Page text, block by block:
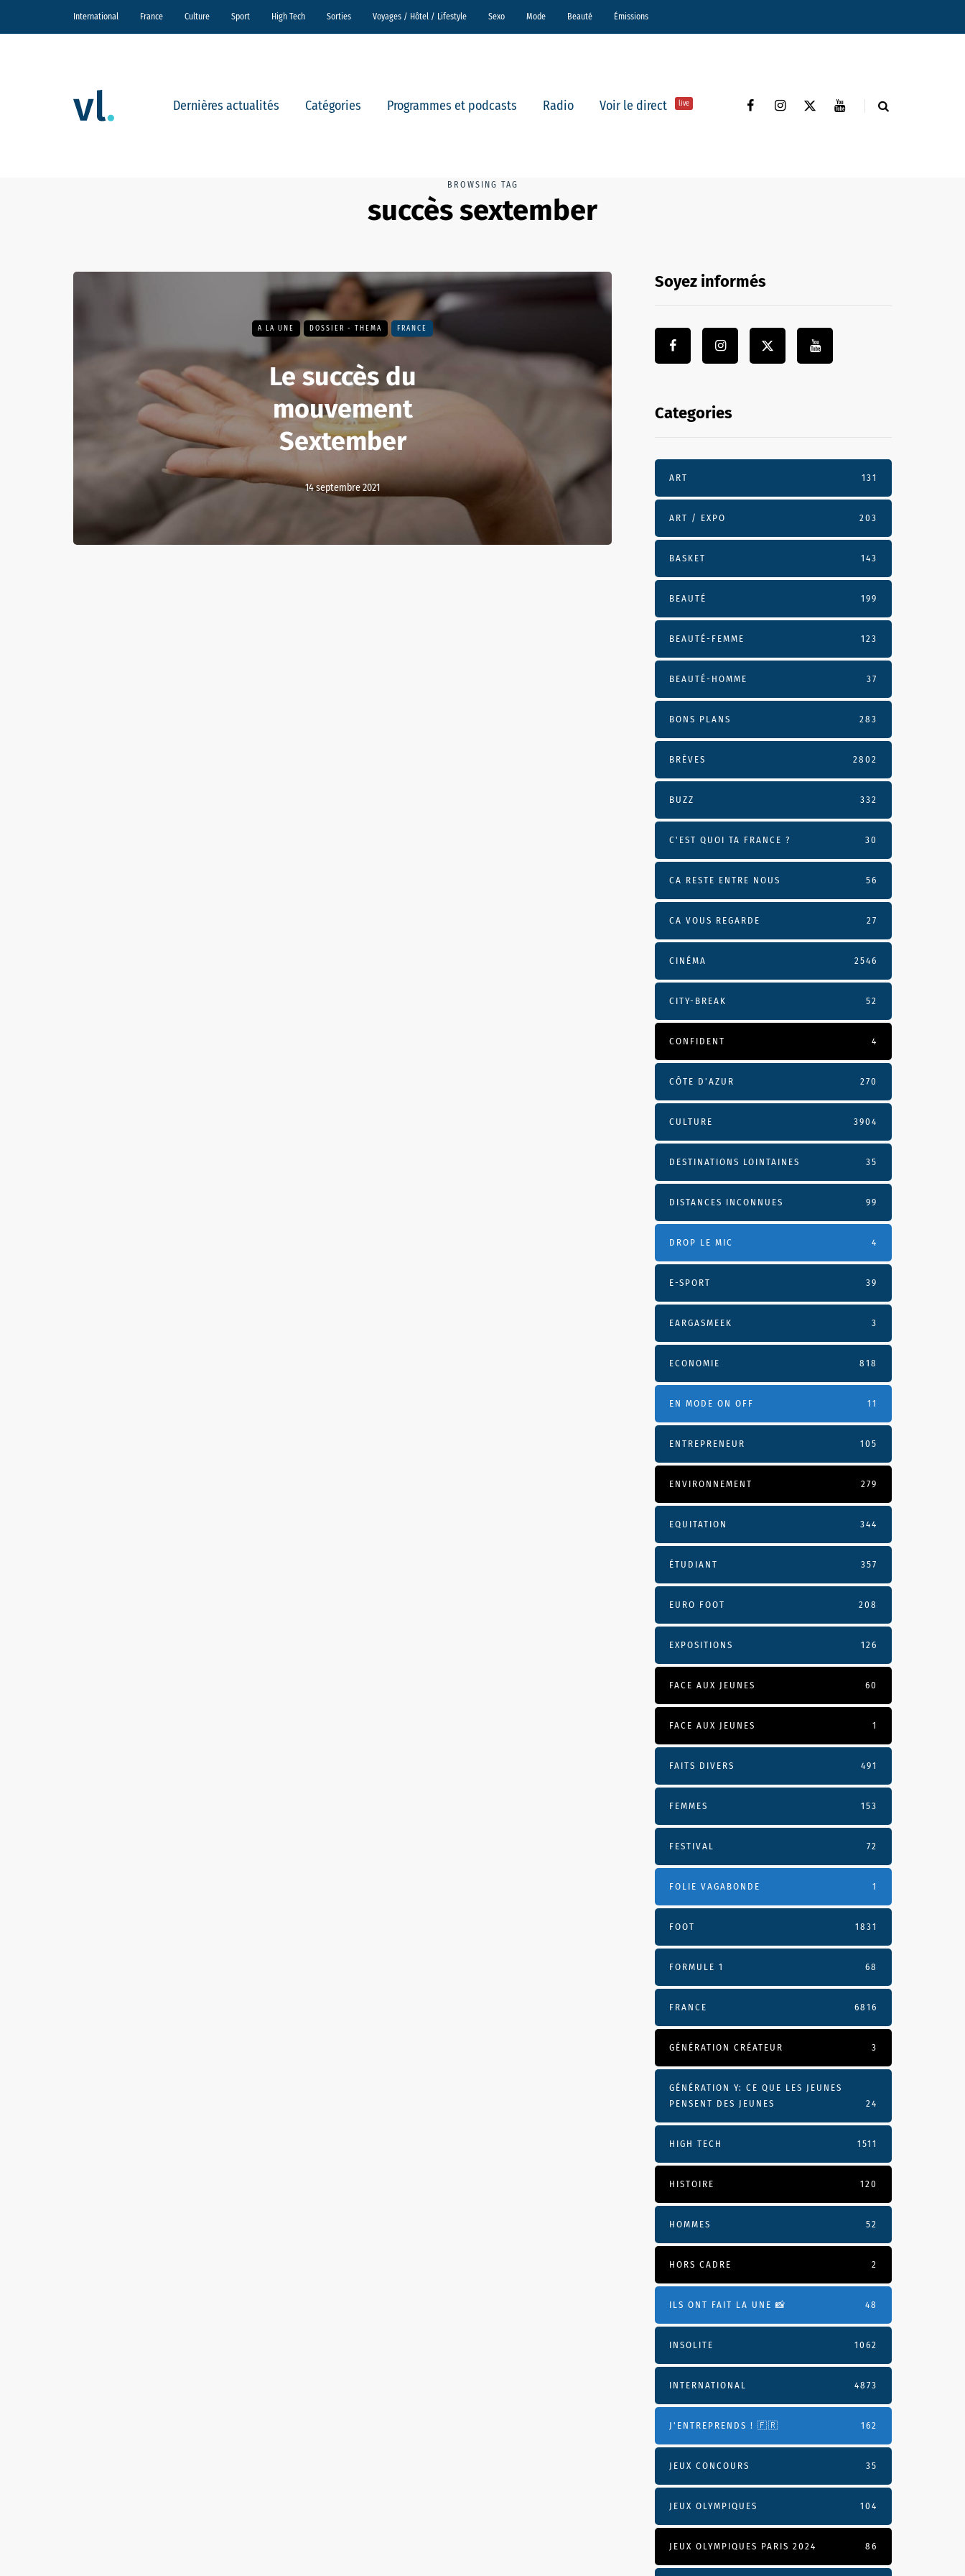
International France Culture Sport High Tech Sorties Voyages / Hôtel / Lifestyle Sexo Mode Beauté Émissions
Dernières actualités Catégories Programmes et podcasts Radio Voir le direct live
BROWSING TAG
succès sextember
A LA UNE DOSSIER - THEMA FRANCE
Le succès du
mouvement
Sextember
14 septembre 2021
Soyez informés
Categories
ART 131
ART / EXPO 203
BASKET 143
BEAUTÉ 199
BEAUTÉ-FEMME 123
BEAUTÉ-HOMME 37
BONS PLANS 283
BRÈVES 2802
BUZZ 332
C'EST QUOI TA FRANCE ? 30
CA RESTE ENTRE NOUS 56
CA VOUS REGARDE 27
CINÉMA 2546
CITY-BREAK 52
CONFIDENT 4
CÔTE D’AZUR 270
CULTURE 3904
DESTINATIONS LOINTAINES 35
DISTANCES INCONNUES 99
DROP LE MIC 4
E-SPORT 39
EARGASMEEK 3
ECONOMIE 818
EN MODE ON OFF 11
ENTREPRENEUR 105
ENVIRONNEMENT 279
EQUITATION 344
ÉTUDIANT 357
EURO FOOT 208
EXPOSITIONS 126
FACE AUX JEUNES 60
FACE AUX JEUNES 1
FAITS DIVERS 491
FEMMES 153
FESTIVAL 72
FOLIE VAGABONDE 1
FOOT 1831
FORMULE 1 68
FRANCE 6816
GÉNÉRATION CRÉATEUR 3
GÉNÉRATION Y: CE QUE LES JEUNES
PENSENT DES JEUNES
24
HIGH TECH 1511
HISTOIRE 120
HOMMES 52
HORS CADRE 2
ILS ONT FAIT LA UNE 📸 48
INSOLITE 1062
INTERNATIONAL 4873
J'ENTREPRENDS ! 🇫🇷 162
JEUX CONCOURS 35
JEUX OLYMPIQUES 104
JEUX OLYMPIQUES PARIS 2024 86